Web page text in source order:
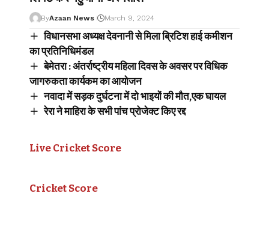
ByAzaan News March 9, 2024
विधानसभा अध्यक्ष देवनानी से मिला ब्रिटिश हाई कमीशन
का प्रतिनिधिमंडल
बेमेतरा : अंतर्राष्ट्रीय महिला दिवस के अवसर पर विधिक
जागरुकता कार्यकम का आयोजन
नवादा में सड़क दुर्घटना में दो भाइयों की मौत,एक घायल
रेरा ने माहिरा के सभी पांच प्रोजेक्ट किए रद्द
Live Cricket Score
Cricket Score